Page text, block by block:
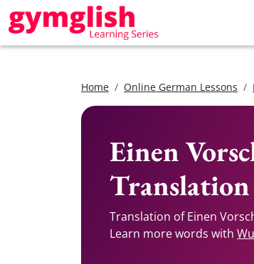
Home Online German Lessons
Einen
Translation
Translation of Einen
Learn more words with